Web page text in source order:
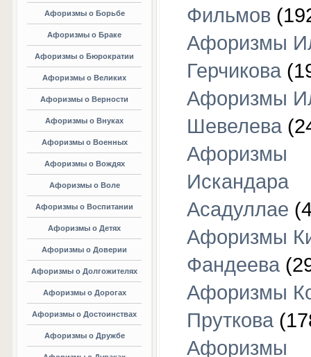
Афоризмы о Борьбе
Афоризмы о Браке
Афоризмы о Бюрократии
Афоризмы о Великих
Афоризмы о Верности
Афоризмы о Внуках
Афоризмы о Военных
Афоризмы о Вождях
Афоризмы о Воле
Афоризмы о Воспитании
Афоризмы о Детях
Афоризмы о Доверии
Афоризмы о Долгожителях
Афоризмы о Дорогах
Афоризмы о Достоинствах
Афоризмы о Дружбе
Фильмов
Афоризмы
Герчикова
Афоризмы
Шевелева
Афоризмы
Искандара
Асадуллае
Афоризмы
Фандеева
Афоризмы
Пруткова
Афоризмы